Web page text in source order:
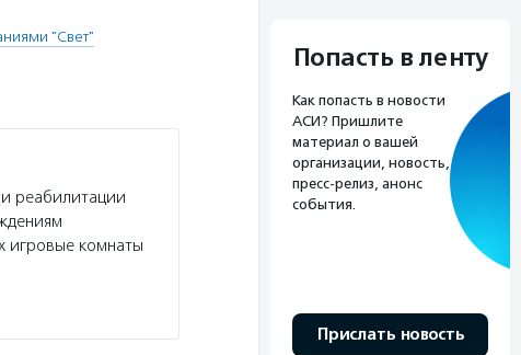
"Свет"
реабилитации
игровые комнаты
Попасть в ленту
Как попасть в новости
АСИ? Пришлите
материал о вашей
организации, новость,
пресс-релиз, анонс
события.
Прислать новость